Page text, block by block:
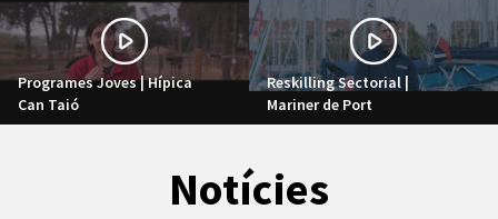
Programes Joves | Hípica
Can Taió
Reskilling Sectorial |
Mariner de Port
Notícies